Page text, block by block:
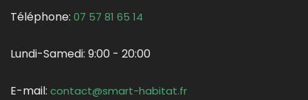
Téléphone: 07 57 81 65 14
Lundi-Samedi: 9:00 - 20:00
E-mail: contact@smart-habitat.fr